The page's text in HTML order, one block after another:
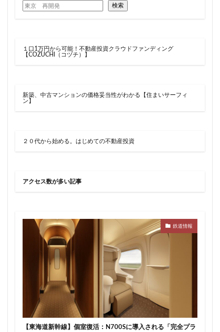
検索
１口1万円から可能！不動産投資クラウドファンディング
【COZUCHI（コヅチ）】
新築、中古マンションの価格妥当性がわかる【住まいサーフィ
ン】
２０代から始める。はじめての不動産投資
アクセス数が多い記事
鉄道情報
【東海道新幹線】個室復活：N700Sに導入される「完全プラ